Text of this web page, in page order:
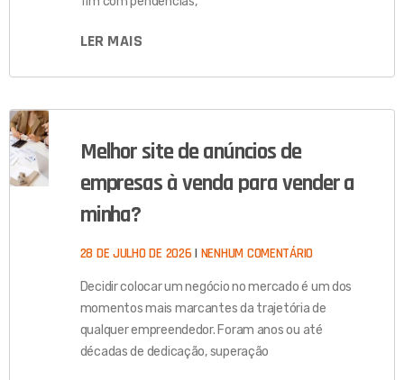
LER MAIS
Melhor site de anúncios de
empresas à venda para vender a
minha?
28 DE JULHO DE 2026 NENHUM COMENTÁRIO
Decidir colocar um negócio no mercado é um dos
momentos mais marcantes da trajetória de
qualquer empreendedor. Foram anos ou até
décadas de dedicação, superação